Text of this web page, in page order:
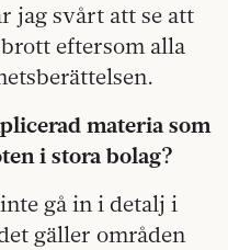
jag svårt att se att
eftersom alla
materia som
i stora bolag?
gå in i detalj i
gäller områden